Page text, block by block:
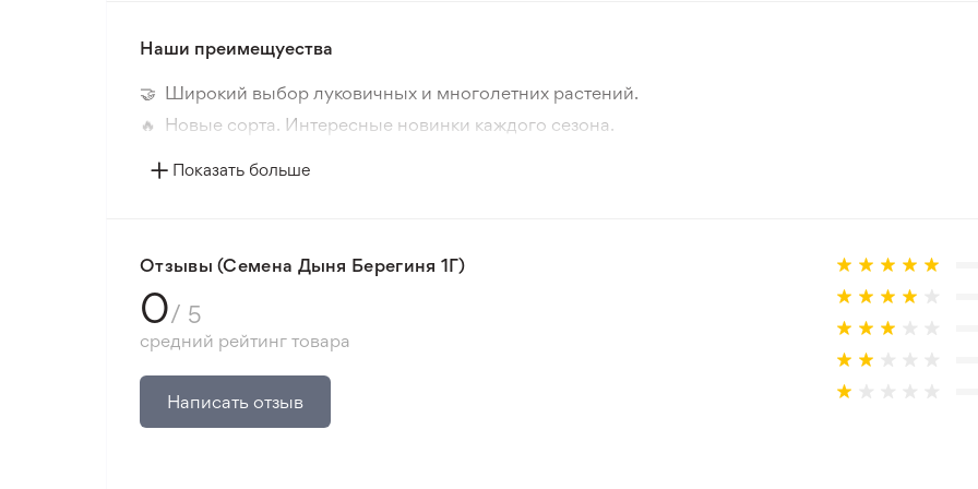
Наши преимещуества
🤝 Широкий выбор луковичных и многолетних растений.
🔥 Новые сорта. Интересные новинки каждого сезона.
📸 Соответствие сортов. Совпадение фотографии товара и реального растения.
Показать больше
Отзывы (Семена Дыня Берегиня 1Г)
0/ 5
средний рейтинг товара
Написать отзыв